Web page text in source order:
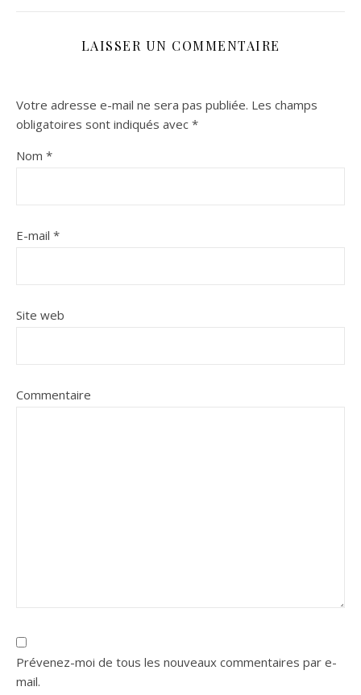
LAISSER UN COMMENTAIRE
Votre adresse e-mail ne sera pas publiée. Les champs
obligatoires sont indiqués avec *
Nom *
E-mail *
Site web
Commentaire
Prévenez-moi de tous les nouveaux commentaires par e-
mail.